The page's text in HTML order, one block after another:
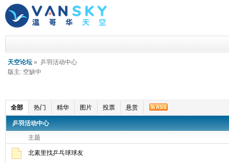
天空论坛 » 乒羽活动中心
版主: 空缺中
全部 热门 精华 图片 投票 悬赏
乒羽活动中心
主题
北素里找乒乓球球友